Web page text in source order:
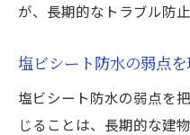
が、長期的なトラブル防
塩ビシート防水の弱点
塩ビシート防水の弱点を
じることは、長期的な建